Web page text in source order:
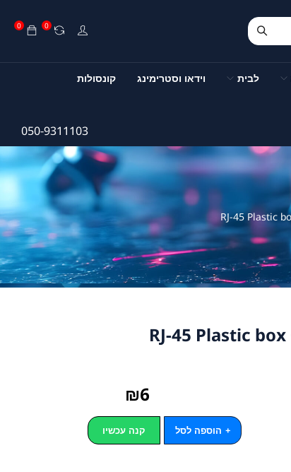
0 0
לבית וידאו וסטרימינג
קונסולות
050-9311103
₪6
הוספה לסל קנה עכשיו